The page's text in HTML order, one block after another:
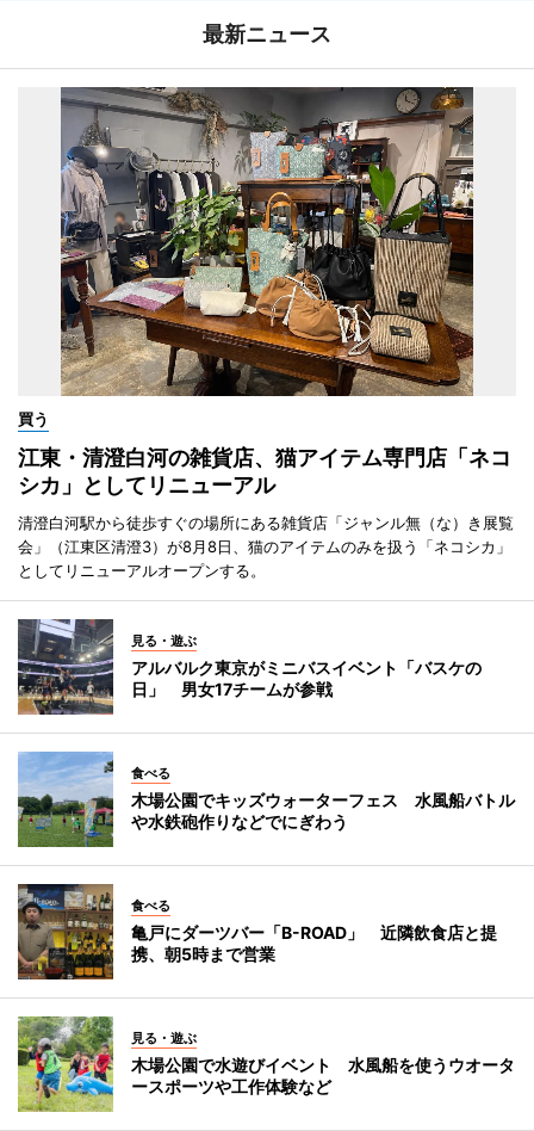
最新ニュース
買う
江東・清澄白河の雑貨店、猫アイテム専門店「ネコ
シカ」としてリニューアル
清澄白河駅から徒歩すぐの場所にある雑貨店「ジャンル無（な）き展覧
会」（江東区清澄3）が8月8日、猫のアイテムのみを扱う「ネコシカ」
としてリニューアルオープンする。
見る・遊ぶ
アルバルク東京がミニバスイベント「バスケの
日」 男女17チームが参戦
食べる
木場公園でキッズウォーターフェス 水風船バトル
や水鉄砲作りなどでにぎわう
食べる
亀戸にダーツバー「B-ROAD」 近隣飲食店と提
携、朝5時まで営業
見る・遊ぶ
木場公園で水遊びイベント 水風船を使うウオータ
ースポーツや工作体験など